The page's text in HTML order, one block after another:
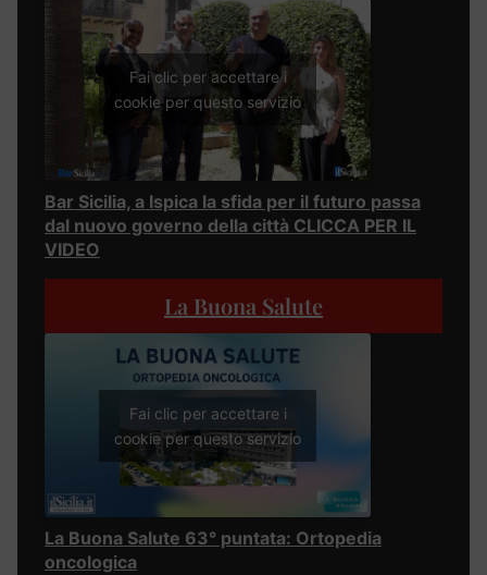
Fai clic per accettare i
cookie per questo servizio
Bar Sicilia, a Ispica la sfida per il futuro passa
dal nuovo governo della città CLICCA PER IL
VIDEO
La Buona Salute
Fai clic per accettare i
cookie per questo servizio
La Buona Salute 63° puntata: Ortopedia
oncologica